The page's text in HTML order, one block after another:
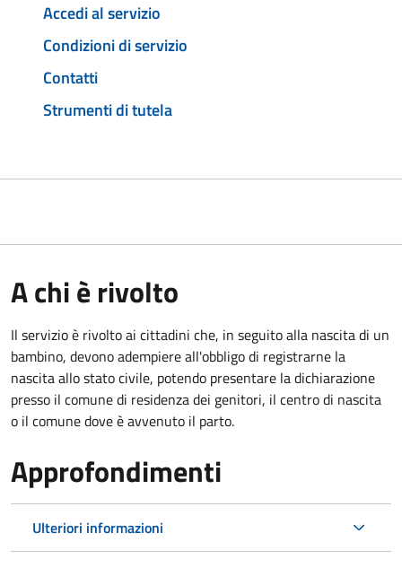
Accedi al servizio
Condizioni di servizio
Contatti
Strumenti di tutela
A chi è rivolto
Il servizio è rivolto ai cittadini che, in seguito alla nascita di un
bambino, devono adempiere all'obbligo di registrarne la
nascita allo stato civile, potendo presentare la dichiarazione
presso il comune di residenza dei genitori, il centro di nascita
o il comune dove è avvenuto il parto.
Approfondimenti
Ulteriori informazioni